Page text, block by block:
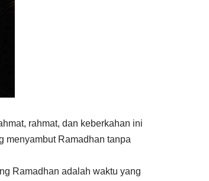
rahmat, dan keberkahan ini
menyambut Ramadhan tanpa
Ramadhan adalah waktu yang